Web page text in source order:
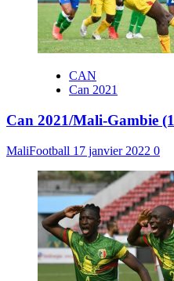
CAN
Can 2021
Can 2021/Mali-Gambie
MaliFootball 17 janvier 2022 0